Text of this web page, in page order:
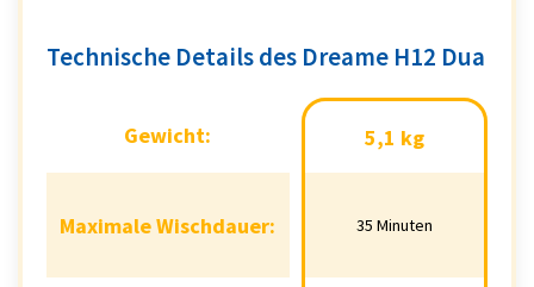
Technische Details des Dreame H12 Dua
Gewicht:
Wischdauer:
5,1 kg
35 Minuten
Gewicht:
Maximale Wischdauer: